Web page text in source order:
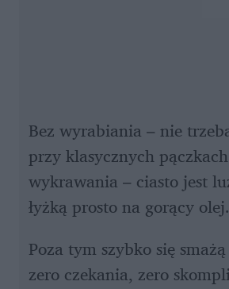
Bez wyrabiania – nie
przy klasycznych
wykrawania – ciasto jest
łyżką prosto na gorący olej.
Poza tym szybko się
zero czekania, zero